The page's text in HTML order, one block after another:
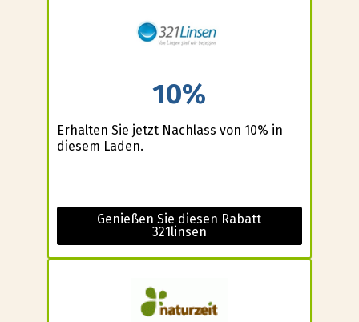
10%
Erhalten Sie jetzt Nachlass von 10% in
diesem Laden.
Genießen Sie diesen Rabatt
321linsen